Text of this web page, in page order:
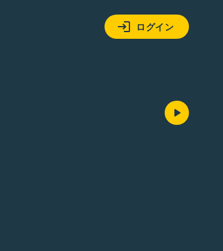
ログイン